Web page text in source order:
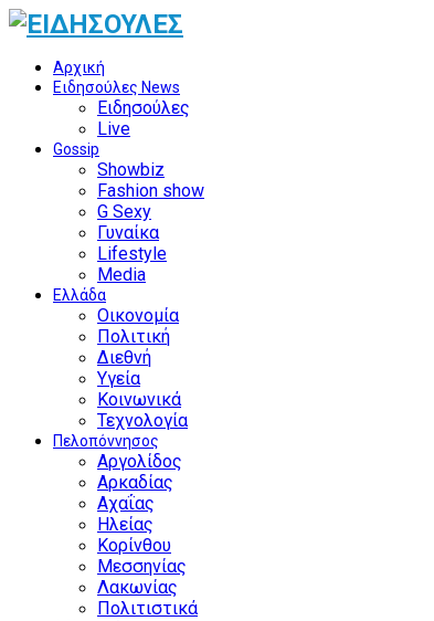
Αρχική
Ειδησούλες News
Ειδησούλες
Live
Gossip
Showbiz
Fashion show
G Sexy
Γυναίκα
Lifestyle
Media
Ελλάδα
Οικονομία
Πολιτική
Διεθνή
Υγεία
Κοινωνικά
Τεχνολογία
Πελοπόννησος
Αργολίδος
Αρκαδίας
Αχαΐας
Ηλείας
Κορίνθου
Μεσσηνίας
Λακωνίας
Πολιτιστικά